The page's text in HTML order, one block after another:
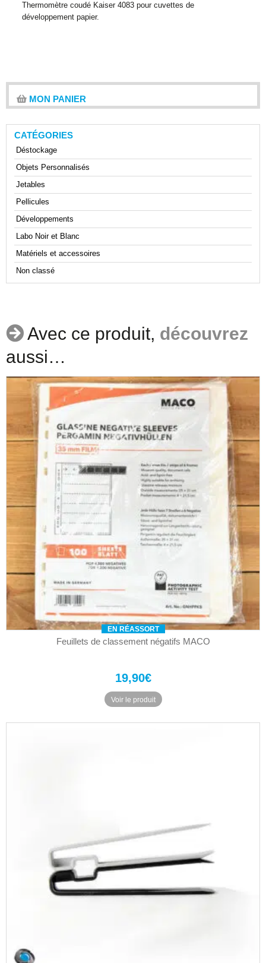
Thermomètre coudé Kaiser 4083 pour cuvettes de
développement papier.
MON PANIER
CATÉGORIES
Déstockage
Objets Personnalisés
Jetables
Pellicules
Développements
Labo Noir et Blanc
Matériels et accessoires
Non classé
Avec ce produit, découvrez
aussi…
EN RÉASSORT
Feuillets de classement négatifs MACO
19,90€
Voir le produit